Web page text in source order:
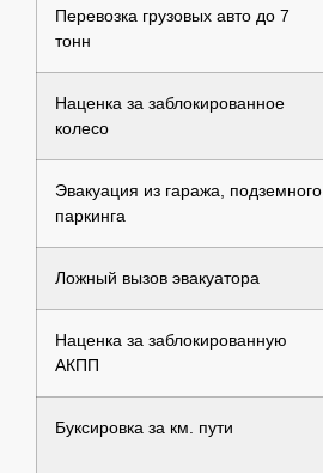
Перевозка грузовых авто до 7
тонн
Наценка за заблокированное
колесо
Эвакуация из гаража, подземного
паркинга
Ложный вызов эвакуатора
Наценка за заблокированную
АКПП
Буксировка за км. пути